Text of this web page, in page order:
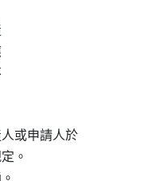
或申請人於
。